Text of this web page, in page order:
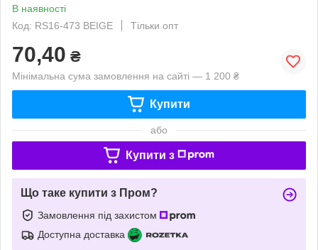
В наявності
Код: RS16-473 BEIGE
Тільки опт
70,40 ₴
Мінімальна сума замовлення на сайті — 1 200 ₴
Купити
або
Купити з
Що таке купити з Пром?
Замовлення під захистом
Доступна доставка